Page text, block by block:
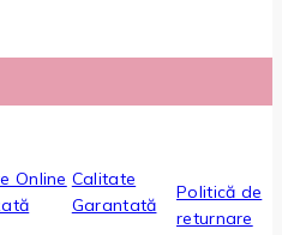
Online Calitate
Garantată
Politică de
returnare